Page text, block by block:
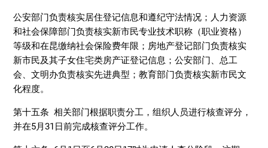
公安部门负责核实居住登记信息和遵纪守法情况；人力资源
和社会保障部门负责核实新市民专业技术职称（职业资格）
等级和在昆缴纳社会保险费年限；房地产登记部门负责核实
新市民及其子女住宅类房产证登记信息；公安部门、总工
会、文明办负责核实先进典型；教育部门负责核实新市民文
化程度。
第十五条 相关部门根据职责分工，组织人员进行核查评分，
并在5月31日前完成核查评分工作。